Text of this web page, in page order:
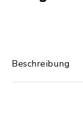
Beschreibung